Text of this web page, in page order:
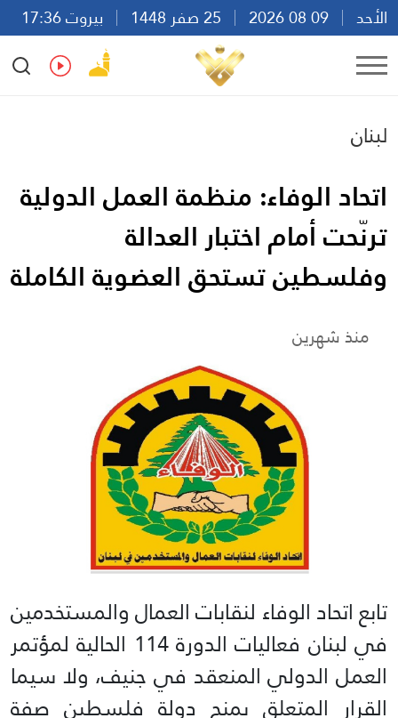
الأحد
بيروت 17:36
Ar
En Fr Es
لبنان
اتحاد الوفاء: منظمة العمل الدولية
ترنّحت أمام اختبار العدالة
وفلسطين تستحق العضوية الكاملة
منذ شهرين
تابع اتحاد الوفاء لنقابات العمال والمستخدمين
في لبنان فعاليات الدورة 114 الحالية لمؤتمر
العمل الدولي المنعقد في جنيف، ولا سيما
القرار المتعلق بمنح دولة فلسطين صفة